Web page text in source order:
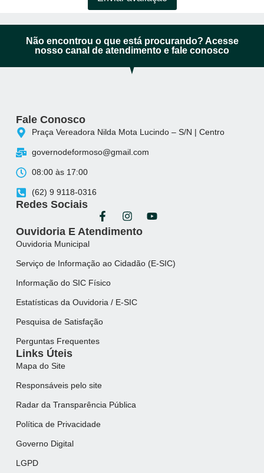
Não encontrou o que está procurando? Acesse
nosso canal de atendimento e fale conosco
Fale Conosco
Praça Vereadora Nilda Mota Lucindo – S/N | Centro
governodeformoso@gmail.com
08:00 às 17:00
(62) 9 9118-0316
Redes Sociais
Ouvidoria E Atendimento
Ouvidoria Municipal
Serviço de Informação ao Cidadão (E-SIC)
Informação do SIC Físico
Estatísticas da Ouvidoria / E-SIC
Pesquisa de Satisfação
Perguntas Frequentes
Links Úteis
Mapa do Site
Responsáveis pelo site
Radar da Transparência Pública
Política de Privacidade
Governo Digital
LGPD